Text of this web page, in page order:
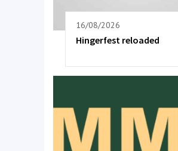
16/08/2026
Hingerfest reloaded